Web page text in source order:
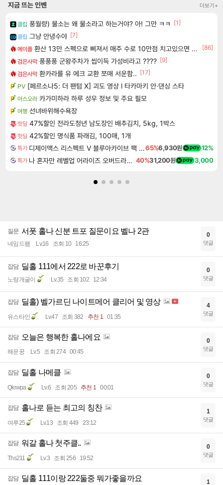
지금 뜨는 인벤 더보기+
클립 풍월량) 물소는 왜 물소라고 하는거야? 아! 그만 ㅋㅋ
[1]
클립 그냥 안녕수야 [7]
메이플 환산 13만 스펙으로 삐져서 매주 수로 10만점 치고있으면 ㅋㅋ
[86]
검은사막 풍풍풍 군왕주차가 씹이득 가성비라고 ???? [9]
검은사막 환카라를 유 에크 교환 쪼매 서운함.. [17]
PV [페르소나5: 더 팬텀 X] 괴도 영상 l 타카마키 안·댄싱 스타
아스오라 카가미하라 하루 성우 정보 및 주요 필모
여행 선녀바위해수욕장
핫딜 47%할인 전라도청년 남도장인 배추김치, 5kg, 1박스
핫딜 42%할인 명식품 파래김, 100매, 1개
특가 디제이맥스 리스펙트 V 블루아카이브 팩 DJMAX RESPECT V Blue Archive Pack DLC65%6,930원 12%
특가 나 혼자만 레벨업 어라이즈 오버드라이브 디럭스 에디션 Solo Leveling Arise Overdrive Deluxe Edition 40%31,200원 3,000
질문 서폿 홀나 신분 트포 질문이요 벨나 2관
네임드팸 Lv.16 조회 10 16:25
0
댓글
잡담 딜홀 111에서 222로 바꾼후기
노랑개굴이 Lv.35 조회 102 12:34
0
댓글
잡담 딜홀) 벨가르딘 나이트메어 클리어 및 영상
유스타인 Lv.47 조회 382 추천 1 01:35
4
댓글
잡담 오늘은 행복한 홀나에요
해운꿍 Lv.5 조회 274 00:45
0
댓글
잡담 딜홀 나메클
Qkrwpa Lv.6 조회 205 추천 1 00:01
0
댓글
잡담 홀나로 듣는 최고의 칭찬
여루25 Lv.13 조회 449 23:12
1
댓글
잡담 워갈 홀나 첫주클..
Ths211 Lv.3 조회 256 19:52
0
댓글
잡담 딜홀 111이랑 222둘중 뭐가좋을까요 1